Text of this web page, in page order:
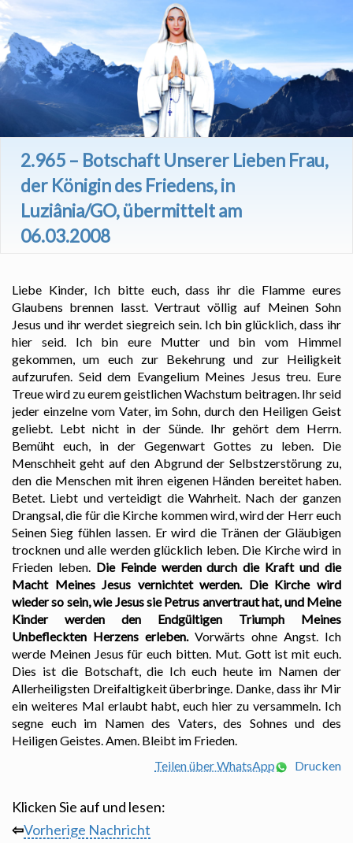
2.965 – Botschaft Unserer Lieben Frau,
der Königin des Friedens, in
Luziânia/GO, übermittelt am
06.03.2008
Liebe Kinder, Ich bitte euch, dass ihr die Flamme eures
Glaubens brennen lasst. Vertraut völlig auf Meinen Sohn
Jesus und ihr werdet siegreich sein. Ich bin glücklich, dass ihr
hier seid. Ich bin eure Mutter und bin vom Himmel
gekommen, um euch zur Bekehrung und zur Heiligkeit
aufzurufen. Seid dem Evangelium Meines Jesus treu. Eure
Treue wird zu eurem geistlichen Wachstum beitragen. Ihr seid
jeder einzelne vom Vater, im Sohn, durch den Heiligen Geist
geliebt. Lebt nicht in der Sünde. Ihr gehört dem Herrn.
Bemüht euch, in der Gegenwart Gottes zu leben. Die
Menschheit geht auf den Abgrund der Selbstzerstörung zu,
den die Menschen mit ihren eigenen Händen bereitet haben.
Betet. Liebt und verteidigt die Wahrheit. Nach der ganzen
Drangsal, die für die Kirche kommen wird, wird der Herr euch
Seinen Sieg fühlen lassen. Er wird die Tränen der Gläubigen
trocknen und alle werden glücklich leben. Die Kirche wird in
Frieden leben. Die Feinde werden durch die Kraft und die
Macht Meines Jesus vernichtet werden. Die Kirche wird
wieder so sein, wie Jesus sie Petrus anvertraut hat, und Meine
Kinder werden den Endgültigen Triumph Meines
Unbefleckten Herzens erleben.Vorwärts ohne Angst. Ich
werde Meinen Jesus für euch bitten. Mut. Gott ist mit euch.
Dies ist die Botschaft, die Ich euch heute im Namen der
Allerheiligsten Dreifaltigkeit überbringe. Danke, dass ihr Mir
ein weiteres Mal erlaubt habt, euch hier zu versammeln. Ich
segne euch im Namen des Vaters, des Sohnes und des
Heiligen Geistes. Amen. Bleibt im Frieden.
Teilen über WhatsApp
Drucken
Klicken Sie auf und lesen:
⇦Vorherige Nachricht